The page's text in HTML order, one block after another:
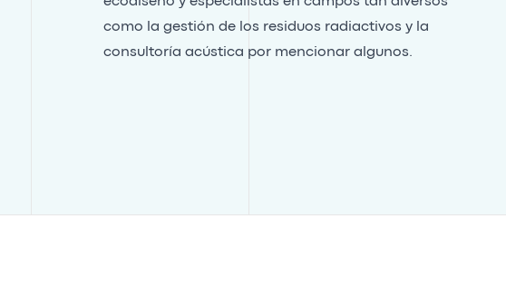
como la gestión de los residuos radiactivos y la
consultoría acústica por mencionar algunos.